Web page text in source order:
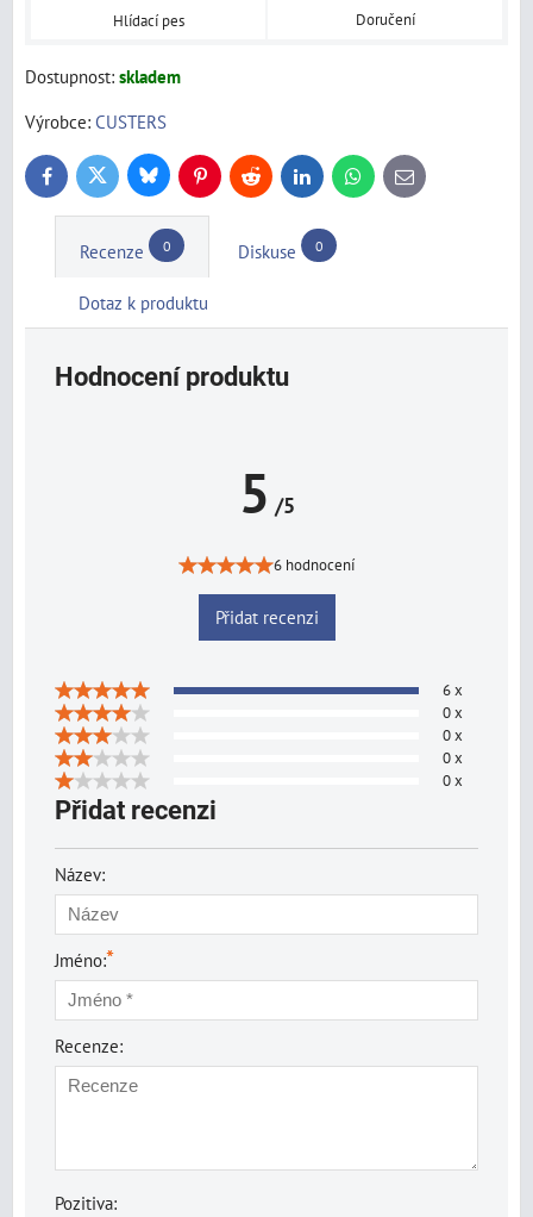
Hlídací pes Doručení
Dostupnost: skladem
Výrobce: CUSTERS
FacebookTwitter BlueskyPinterestReddit LinkedInWhatsApp
E-
mail
Recenze 0 Diskuse 0
Dotaz k produktu
Hodnocení produktu
5 /5
6 hodnocení
Přidat recenzi
6 x
0 x
0 x
0 x
0 x
Přidat recenzi
Název:
Jméno:*
Recenze:
Pozitiva: